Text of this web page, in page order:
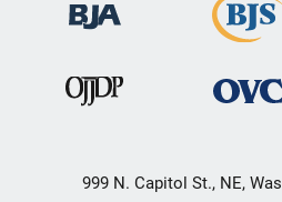
999 N. Capitol St., NE,